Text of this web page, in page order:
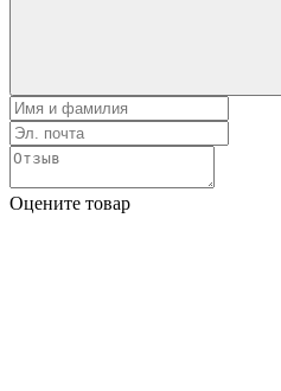
Оцените товар